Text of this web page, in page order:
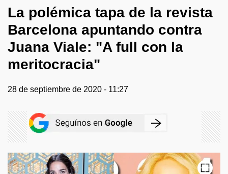
La polémica tapa de la revista
Barcelona apuntando contra
Juana Viale: "A full con la
meritocracia"
28 de septiembre de 2020 - 11:27